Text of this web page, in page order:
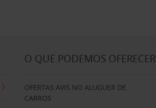
O QUE PODEMOS OFERECER
OFERTAS AVIS NO ALUGUER DE
CARROS